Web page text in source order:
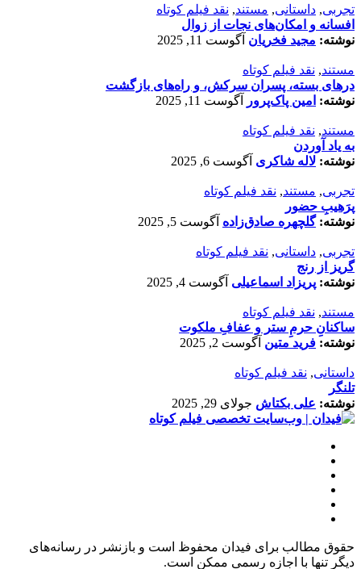
تجربی, داستانی, مستند, نقد فیلم کوتاه
افسانه‌ و امکان‌های نجات از زوال
نوشته: مجید فخریان آگوست 11, 2025
مستند, نقد فیلم کوتاه
درهای بسته، پسران سرکش، و راه‌های بازگشت
نوشته: امین پاک‌پرور آگوست 11, 2025
مستند, نقد فیلم کوتاه
به یاد آوردن
نوشته: لاله شاکری آگوست 6, 2025
تجربی, مستند, نقد فیلم کوتاه
پرَهیب‌ِ حضور
نوشته:گلچهره صادق‌زاده آگوست 5, 2025
تجربی, داستانی, نقد فیلم کوتاه
گریز از رنج
نوشته: پریزاد اسماعیلی آگوست 4, 2025
مستند, نقد فیلم کوتاه
ساکنانِ حرمِ ستر و عفافِ ملکوت
نوشته: فرید متین آگوست 2, 2025
داستانی, نقد فیلم کوتاه
تلنگر
نوشته: علی بکتاش جولای 29, 2025
حقوق مطالب برای فیدان محفوظ است و بازنشر در رسانه‌های
دیگر تنها با اجازه رسمی ممکن است.